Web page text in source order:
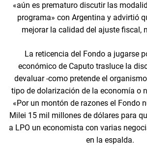
«aún es prematuro discutir las
programa» con Argentina y advirtió
mejorar la calidad del ajuste fiscal,
La reticencia del Fondo a jugarse
económico de Caputo trasluce la
devaluar -como pretende el
tipo de dolarización de la economía o
«Por un montón de razones el Fondo
Milei 15 mil millones de dólares para
a LPO un economista con varias
en la espalda.